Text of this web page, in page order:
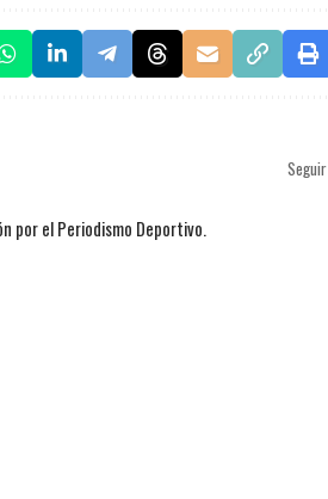
Seguir
por el Periodismo Deportivo.